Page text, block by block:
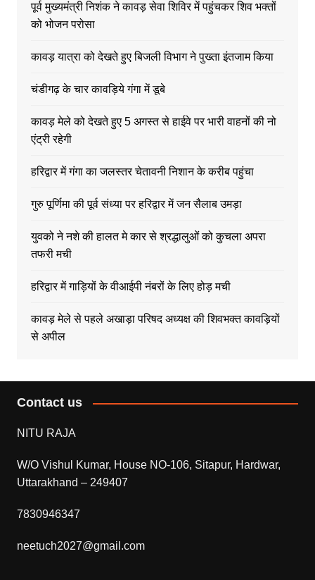
पूर्व मुख्यमंत्री निशंक ने कावड़ सेवा शिविर में पहुंचकर शिव भक्तों
को भोजन परोसा
कावड़ यात्रा को देखते हुए बिजली विभाग ने पुख्ता इंतजाम किया
चंडीगढ़ के चार कावड़िये गंगा में डूबे
कावड़ मेले को देखते हुए 5 अगस्त से हाईवे पर भारी वाहनों की नो
एंट्री रहेगी
हरिद्वार में गंगा का जलस्तर चेतावनी निशान के करीब पहुंचा
गुरु पूर्णिमा की पूर्व संध्या पर हरिद्वार में जन सैलाब उमड़ा
युवको ने नशे की हालत मे कार से श्रद्धालुओं को कुचला अपरा
तफरी मची
हरिद्वार में गाड़ियों के वीआईपी नंबरों के लिए होड़ मची
कावड़ मेले से पहले अखाड़ा परिषद अध्यक्ष की शिवभक्त कावड़ियों
से अपील
Contact us
NITU RAJA
W/O Vishul Kumar, House NO-106, Sitapur, Hardwar,
Uttarakhand – 249407
7830946347
neetuch2027@gmail.com